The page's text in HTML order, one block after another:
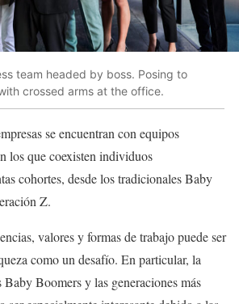
team headed by boss. Posing to
crossed arms at the office.
se encuentran con equipos
los que coexisten individuos
cohortes, desde los tradicionales Baby
Z.
valores y formas de trabajo puede ser
como un desafío. En particular, la
Boomers y las generaciones más